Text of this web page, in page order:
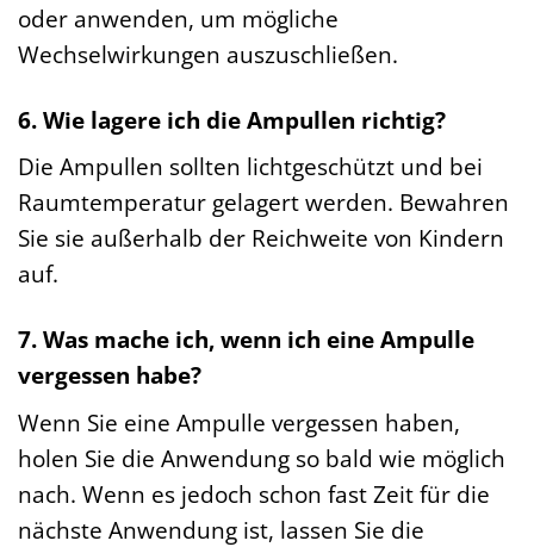
oder anwenden, um mögliche
Wechselwirkungen auszuschließen.
6. Wie lagere ich die Ampullen richtig?
Die Ampullen sollten lichtgeschützt und bei
Raumtemperatur gelagert werden. Bewahren
Sie sie außerhalb der Reichweite von Kindern
auf.
7. Was mache ich, wenn ich eine Ampulle
vergessen habe?
Wenn Sie eine Ampulle vergessen haben,
holen Sie die Anwendung so bald wie möglich
nach. Wenn es jedoch schon fast Zeit für die
nächste Anwendung ist, lassen Sie die